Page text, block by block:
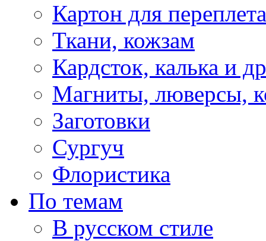
Картон для переплета
Ткани, кожзам
Кардсток, калька и
Магниты, люверсы,
Заготовки
Сургуч
Флористика
По темам
В русском стиле